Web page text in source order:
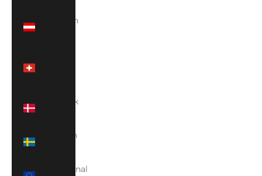
Österreich
Dänemark
Schweden
International